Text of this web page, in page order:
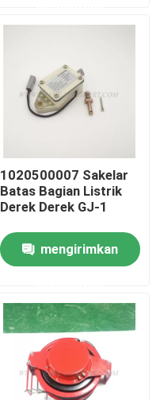
1020500007 Sakelar
Batas Bagian Listrik
Derek Derek GJ-1
mengirimkan